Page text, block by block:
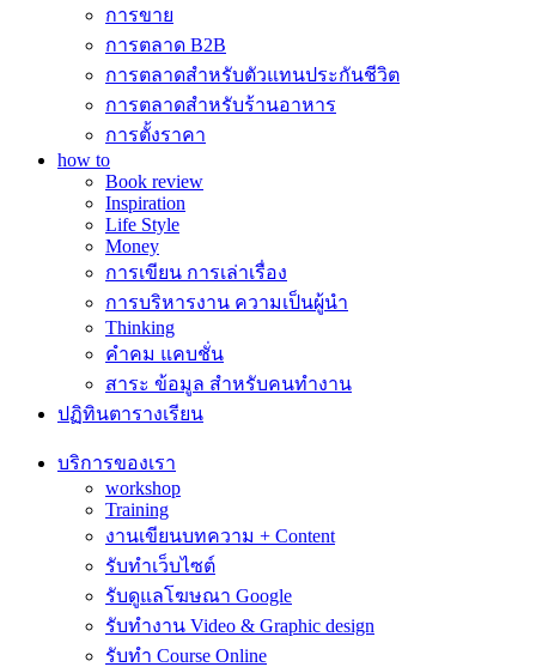
การขาย
การตลาด B2B
การตลาดสำหรับตัวแทนประกันชีวิต
การตลาดสำหรับร้านอาหาร
การตั้งราคา
how to
Book review
Inspiration
Life Style
Money
การเขียน การเล่าเรื่อง
การบริหารงาน ความเป็นผู้นำ
Thinking
คำคม แคบชั่น
สาระ ข้อมูล สำหรับคนทำงาน
ปฏิทินตารางเรียน
บริการของเรา
workshop
Training
งานเขียนบทความ + Content
รับทำเว็บไซต์
รับดูแลโฆษณา Google
รับทำงาน Video & Graphic design
รับทำ Course Online